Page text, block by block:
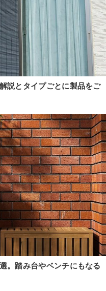
説とタイプごとに製品をご
。踏み台やベンチにもなる